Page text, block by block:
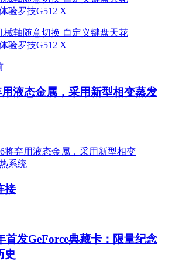
液态金属，采用新型相变蒸发
接
首发GeForce典藏卡：限量纪念
史